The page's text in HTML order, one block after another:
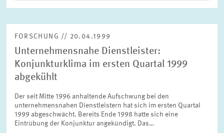
FORSCHUNG // 20.04.1999
Unternehmensnahe Dienstleister:
Konjunkturklima im ersten Quartal 1999
abgekühlt
Der seit Mitte 1996 anhaltende Aufschwung bei den
unternehmensnahen Dienstleistern hat sich im ersten Quartal
1999 abgeschwächt. Bereits Ende 1998 hatte sich eine
Eintrübung der Konjunktur angekündigt. Das…